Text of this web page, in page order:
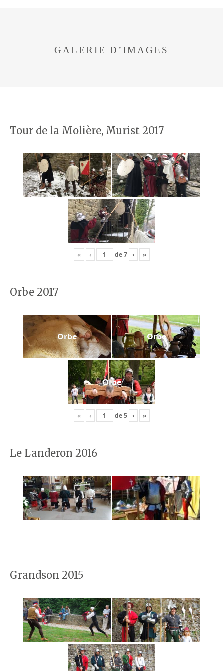
GALERIE D’IMAGES
Tour de la Molière, Murist 2017
« ‹ de7 › »
Orbe 2017
Orbe Orbe
Orbe
« ‹ de5 › »
Le Landeron 2016
Grandson 2015